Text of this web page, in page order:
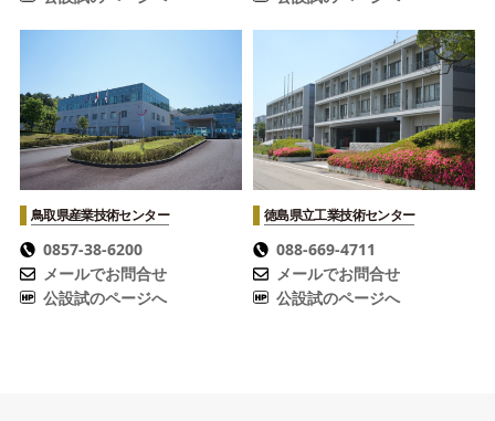
鳥取県産業技術センター
0857-38-6200
メールでお問合せ
公設試のページへ
徳島県立工業技術センター
088-669-4711
メールでお問合せ
公設試のページへ